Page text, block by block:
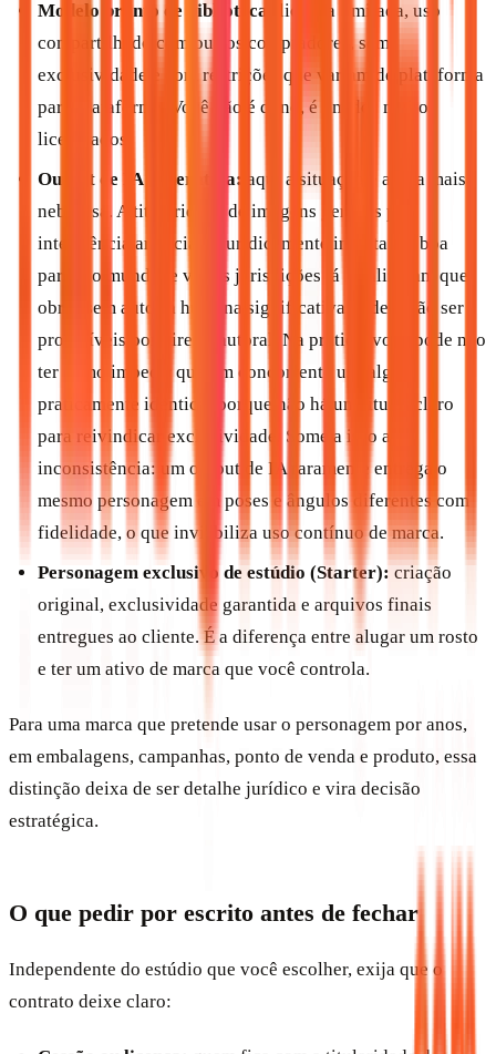
Modelo pronto de biblioteca:
licença limitada, uso
compartilhado com outros compradores, sem
exclusividade e com restrições que variam de plataforma
para plataforma. Você não é dono, é um dos muitos
licenciados.
Output de IA generativa: aqui a situação é ainda mais
nebulosa. A titularidade de imagens geradas por
inteligência artificial é juridicamente incerta em boa
parte do mundo, e várias jurisdições já sinalizaram que
obras sem autoria humana significativa podem não ser
protegíveis por direito autoral. Na prática, você pode não
ter como impedir que um concorrente use algo
praticamente idêntico, porque não há um titular claro
para reivindicar exclusividade. Some a isso a
inconsistência: um output de IA raramente entrega o
mesmo personagem em poses e ângulos diferentes com
fidelidade, o que inviabiliza uso contínuo de marca.
Personagem exclusivo de estúdio (Starter):criação
original, exclusividade garantida e arquivos finais
entregues ao cliente. É a diferença entre alugar um rosto
e ter um ativo de marca que você controla.
Para uma marca que pretende usar o personagem por anos,
em embalagens, campanhas, ponto de venda e produto, essa
distinção deixa de ser detalhe jurídico e vira decisão
estratégica.
O que pedir por escrito antes de fechar
Independente do estúdio que você escolher, exija que o
contrato deixe claro: